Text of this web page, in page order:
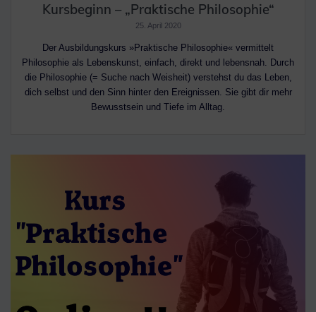
Kursbeginn – „Praktische Philosophie“
25. April 2020
Der Ausbildungskurs »Praktische Philosophie« vermittelt
Philosophie als Lebenskunst, einfach, direkt und lebensnah. Durch
die Philosophie (= Suche nach Weisheit) verstehst du das Leben,
dich selbst und den Sinn hinter den Ereignissen. Sie gibt dir mehr
Bewusstsein und Tiefe im Alltag.